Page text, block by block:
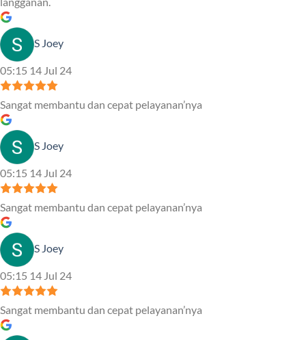
S Joey
05:15 14 Jul 24
Sangat membantu dan cepat pelayanan’nya
S Joey
05:15 14 Jul 24
Sangat membantu dan cepat pelayanan’nya
S Joey
05:15 14 Jul 24
Sangat membantu dan cepat pelayanan’nya